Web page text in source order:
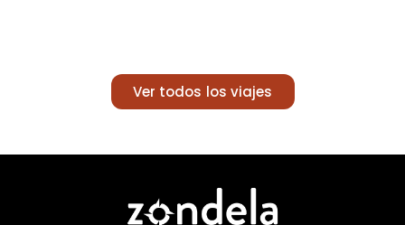
Ver todos los viajes